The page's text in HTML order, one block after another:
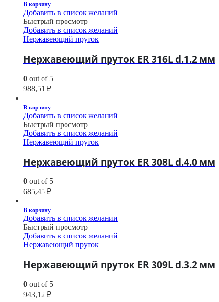
В корзину
Добавить в список желаний
Быстрый просмотр
Добавить в список желаний
Нержавеющий пруток
Нержавеющий пруток ER 316L d.1.2 мм
0 out of 5
988,51 ₽
В корзину
Добавить в список желаний
Быстрый просмотр
Добавить в список желаний
Нержавеющий пруток
Нержавеющий пруток ER 308L d.4.0 мм
0 out of 5
685,45 ₽
В корзину
Добавить в список желаний
Быстрый просмотр
Добавить в список желаний
Нержавеющий пруток
Нержавеющий пруток ER 309L d.3.2 мм
0 out of 5
943,12 ₽